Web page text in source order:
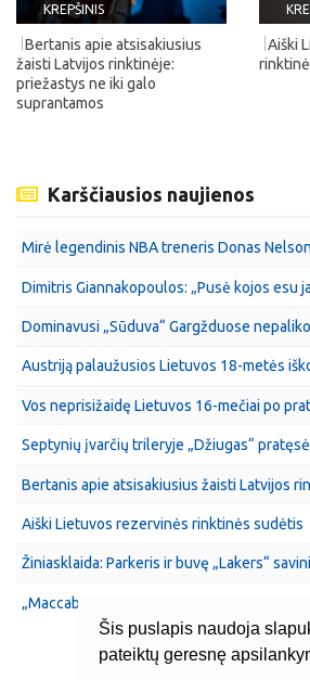
Šis puslapis naudoja
pateiktų geresnę
KREPŠINIS
Bertanis apie atsisakiusius
žaisti Latvijos rinktinėje:
priežastys ne iki galo
suprantamos
Aiški
Karščiausios naujienos
Mirė legendinis NBA treneris Donas
Dominavusi „Sūduva“ Gargžduose
Septynių įvarčių trileryje „Džiugas“ pratęsė
Aiški Lietuvos rezervinės rinktinės sudėtis
„Maccabi“ prisiviliojo įžaidėją iš NBA